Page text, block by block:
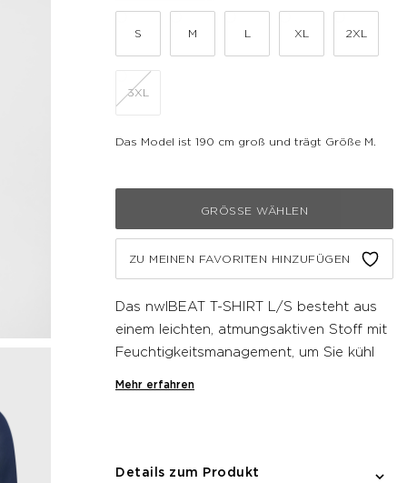
S M L XL 2XL
3XL
Das Model ist 190 cm groß und trägt Größe M.
GRÖSSE WÄHLEN
ZU MEINEN FAVORITEN HINZUFÜGEN
Das nwlBEAT T-SHIRT L/S besteht aus
einem leichten, atmungsaktiven Stoff mit
Feuchtigkeitsmanagement, um Sie kühl
Mehr erfahren
Details zum Produkt